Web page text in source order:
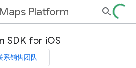
Maps Platform
SDK for iOS
系销售团队